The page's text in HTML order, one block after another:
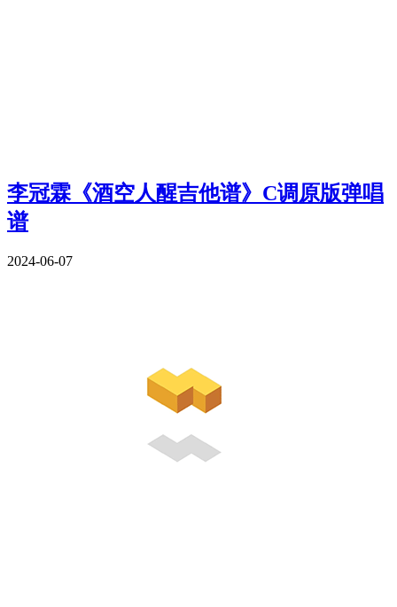
李冠霖《酒空人醒吉他谱》C调原版弹唱
谱
2024-06-07